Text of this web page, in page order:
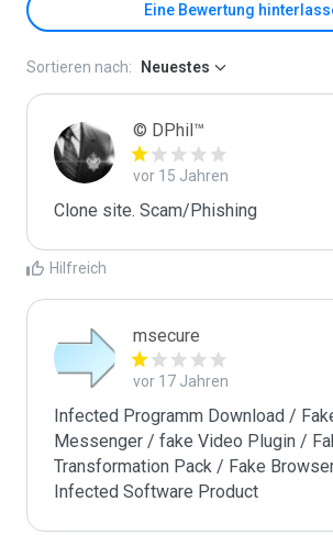
Eine Bewertung
Sortieren nach: Neuestes
© DPhil™
vor 15 Jahren
Clone site. Scam/Phishing
Hilfreich
msecure
vor 17 Jahren
Infected Programm Download /
Messenger / fake Video Plugin /
Transformation Pack / Fake
Infected Software Product